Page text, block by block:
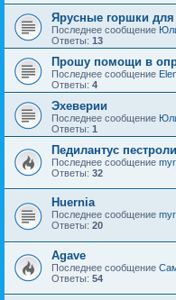
Ярусные горшки для
Последнее сообщение
Ответы: 13
Прошу помощи в
Последнее сообщение
Ответы: 4
Эхеверии
Последнее сообщение
Ответы: 1
Педилантус
Последнее сообщение
Ответы: 32
Huernia
Последнее сообщение
Ответы: 20
Agave
Последнее сообщение
Ответы: 54